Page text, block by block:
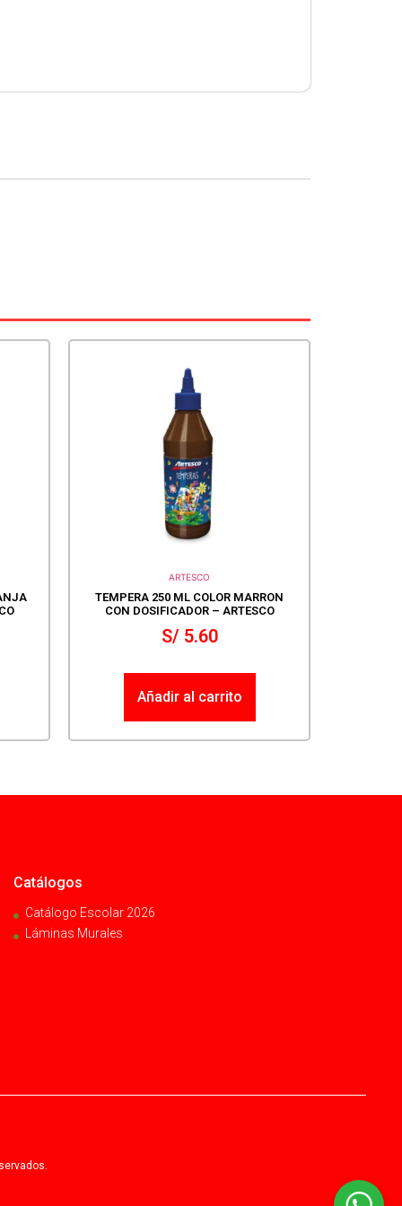
ARTESCO
TEMPERA 250 ML COLOR MARRON
CON DOSIFICADOR – ARTESCO
S/5.60
Añadir al carrito
Catálogos
Catálogo Escolar 2026
Láminas Murales